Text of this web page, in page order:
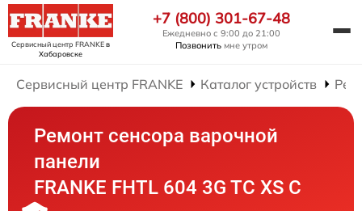
Сервисный центр FRANKEв
Хабаровске
+7 (800) 301-67-48
Ежедневно с 9:00 до 21:00
Позвонить мне утром
Сервисный центр FRANKE Каталог устройств
Ремонт сенсора варочной
панели
FRANKE FHTL 604 3G TC XS C